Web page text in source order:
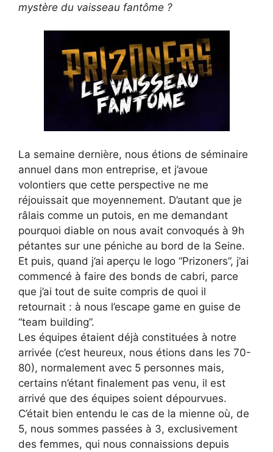
mystère du vaisseau fantôme ?
La semaine dernière, nous étions de séminaire
annuel dans mon entreprise, et j’avoue
volontiers que cette perspective ne me
réjouissait que moyennement. D’autant que je
râlais comme un putois, en me demandant
pourquoi diable on nous avait convoqués à 9h
pétantes sur une péniche au bord de la Seine.
Et puis, quand j’ai aperçu le logo “Prizoners”, j’ai
commencé à faire des bonds de cabri, parce
que j’ai tout de suite compris de quoi il
retournait : à nous l’escape game en guise de
“team building”.
Les équipes étaient déjà constituées à notre
arrivée (c’est heureux, nous étions dans les 70-
80), normalement avec 5 personnes mais,
certains n’étant finalement pas venu, il est
arrivé que des équipes soient dépourvues.
C’était bien entendu le cas de la mienne où, de
5, nous sommes passées à 3, exclusivement
des femmes, qui nous connaissions depuis